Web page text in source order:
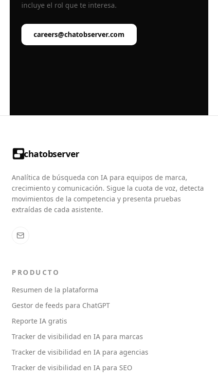
incluye el rol que te interesa.
careers@chatobserver.com
chatobserver
Analítica de búsqueda con IA para equipos de marca,
crecimiento y comunicación. Sigue la cuota de voz, detecta
movimientos de la competencia y presenta pruebas
extraídas de cada asistente.
PRODUCTO
Resumen de la plataforma
Gestor de feeds para ChatGPT
Reporte IA gratis
Tracker de visibilidad en IA para marcas
Tracker de visibilidad en IA para agencias
Tracker de visibilidad en IA para SEO